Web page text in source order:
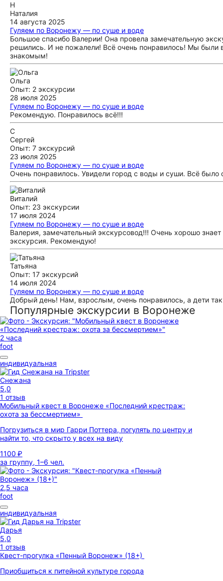
Н
Наталия
14 августа 2025
Гуляем по Воронежу — по суше и воде
Большое спасибо Валерии! Она провела замечательную
решились. И не пожалели! Всё очень понравилось! Мы были
знакомым!
Ольга
Опыт: 2 экскурсии
28 июля 2025
Гуляем по Воронежу — по суше и воде
Рекомендую. Понравилось всё!!!
С
Сергей
Опыт: 7 экскурсий
23 июля 2025
Гуляем по Воронежу — по суше и воде
Очень понравилось. Увидели город с воды и суши. Всё было
Виталий
Опыт: 23 экскурсии
17 июля 2024
Гуляем по Воронежу — по суше и воде
Валерия, замечательный экскурсовод!!! Очень хорошо
экскурсия. Рекомендую!
Татьяна
Опыт: 17 экскурсий
14 июля 2024
Гуляем по Воронежу — по суше и воде
Добрый день! Нам, взрослым, очень понравилось, а дети
Популярные экскурсии в Воронеже
2 часа
foot
индивидуальная
Снежана
5,0
1 отзыв
Мобильный квест в Воронеже «Последний крестраж:
охота за бессмертием»
Погрузиться в мир Гарри Поттера, погулять по центру и
найти то, что скрыто у всех на виду
1100 ₽
за группу, 1–6 чел.
2,5 часа
foot
индивидуальная
Дарья
5,0
1 отзыв
Квест-прогулка «Пенный Воронеж» (18+)
Приобщиться к питейной культуре города